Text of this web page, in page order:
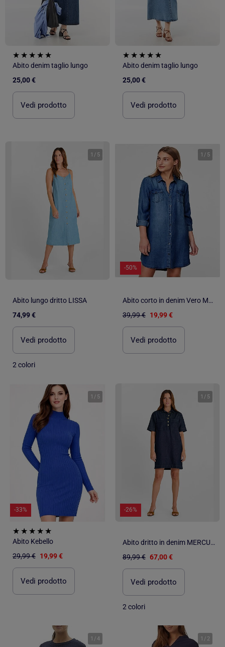
Abito denim taglio lungo
25,00 €
Vedi prodotto
Abito denim taglio lungo
25,00 €
Vedi prodotto
1 / 5
Abito lungo dritto LISSA
74,99 €
Vedi prodotto
2 colori
1 / 5
-50%
Abito corto in denim Vero Moda
39,99 € 19,99 €
Vedi prodotto
1 / 5
-33%
Abito Kebello
29,99 € 19,99 €
Vedi prodotto
1 / 5
-26%
Abito dritto in denim MERCURY
89,99 € 67,00 €
Vedi prodotto
2 colori
1 /4 1 / 2